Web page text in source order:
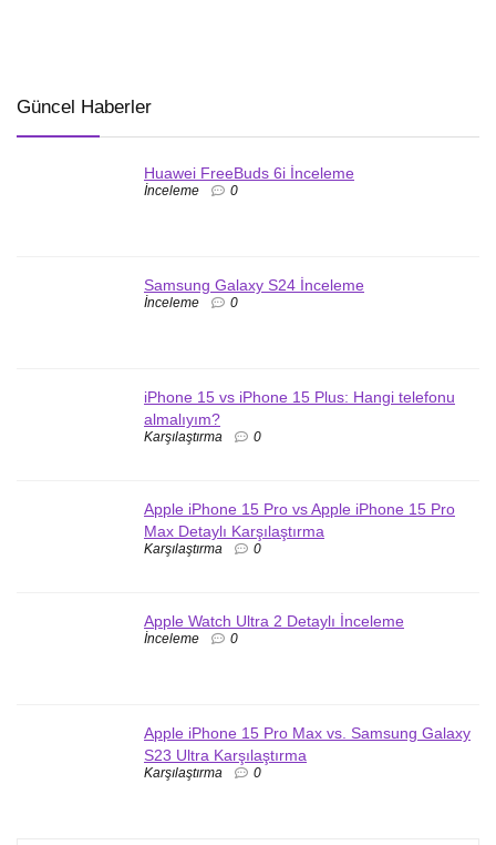
Güncel Haberler
Huawei FreeBuds 6i İnceleme
İnceleme 0
Samsung Galaxy S24 İnceleme
İnceleme 0
iPhone 15 vs iPhone 15 Plus: Hangi telefonu
almalıyım?
Karşılaştırma 0
Apple iPhone 15 Pro vs Apple iPhone 15 Pro
Max Detaylı Karşılaştırma
Karşılaştırma 0
Apple Watch Ultra 2 Detaylı İnceleme
İnceleme 0
Apple iPhone 15 Pro Max vs. Samsung Galaxy
S23 Ultra Karşılaştırma
Karşılaştırma 0